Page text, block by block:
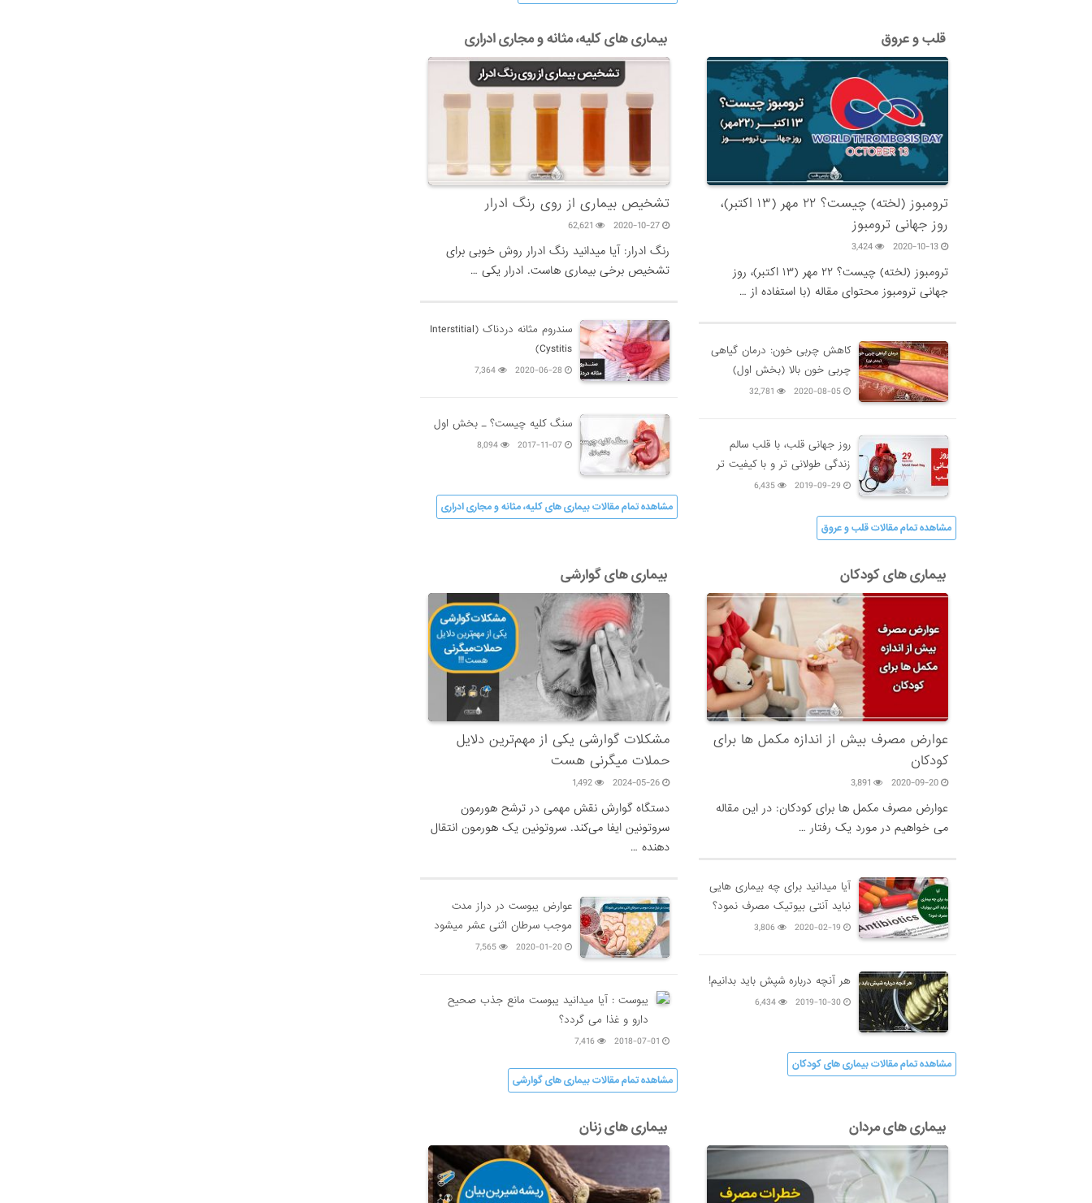
بیماری های کلیه، مثانه و مجاری ادراری
تشخیص بیماری از روی رنگ ادرار
2020-10-27
62,621
رنگ ادرار: آیا میدانید رنگ ادرار روش خوبی برای
تشخیص برخی بیماری هاست. ادرار یکی …
سندروم مثانه دردناک (Interstitial
Cystitis)
2020-06-28
7,364
سنگ کلیه چیست؟ ـ بخش اول
2017-11-07
8,094
مشاهده تمام مقالات بیماری های کلیه، مثانه و مجاری ادراری
قلب و عروق
ترومبوز (لخته) چیست؟ ۲۲ مهر (۱۳ اکتبر)،
روز جهانی ترومبوز
2020-10-13
3,424
ترومبوز (لخته) چیست؟ ۲۲ مهر (۱۳ اکتبر)، روز
جهانی ترومبوز محتوای مقاله (با استفاده از …
کاهش چربی خون: درمان گیاهی
چربی خون بالا (بخش اول)
2020-08-05
32,781
روز جهانی قلب، با قلب سالم
زندگی طولانی تر و با کیفیت تر
داشته باشیم
2019-09-29
6,435
مشاهده تمام مقالات قلب و عروق
بیماری های گوارشی
مشکلات گوارشی یکی از مهم‌ترین دلایل
حملات میگرنی هست
2024-05-26
1,492
دستگاه گوارش نقش مهمی‌ در ترشح هورمون
سروتونین ایفا می‌کند. سروتونین یک هورمون انتقال
دهنده …
عوارض یبوست در دراز مدت
موجب سرطان اثنی عشر میشود
2020-01-20
7,565
یبوست : آیا میدانید یبوست مانع جذب صحیح
دارو و غذا می گردد؟
2018-07-01
7,416
مشاهده تمام مقالات بیماری های گوارشی
بیماری های کودکان
عوارض مصرف بیش از اندازه مکمل ها برای
کودکان
2020-09-20
3,891
عوارض مصرف مکمل ها برای کودکان: در این مقاله
می خواهیم در مورد یک رفتار …
آیا میدانید برای چه بیماری هایی
نباید آنتی بیوتیک مصرف نمود؟
2020-02-19
3,806
هر آنچه درباره شپش باید بدانیم!
2019-10-30
6,434
مشاهده تمام مقالات بیماری های کودکان
بیماری های زنان بیماری های مردان